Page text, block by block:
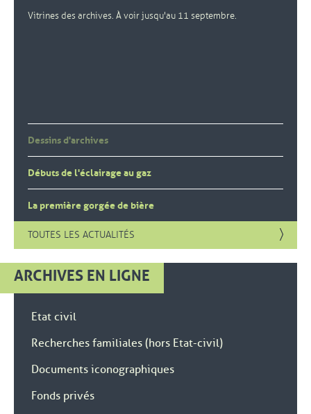
Vitrines des archives. À voir jusqu'au 11 septembre.
Dessins d'archives
Débuts de l'éclairage au gaz
La première gorgée de bière
TOUTES LES ACTUALITÉS
ARCHIVES EN LIGNE
Etat civil, Ouvre une nouvelle fenêtre
Recherches familiales (hors Etat-civil), Ouvre une
Documents iconographiques, Ouvre une nouvelle
Fonds privés, Ouvre une nouvelle fenêtre